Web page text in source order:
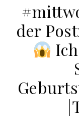
der